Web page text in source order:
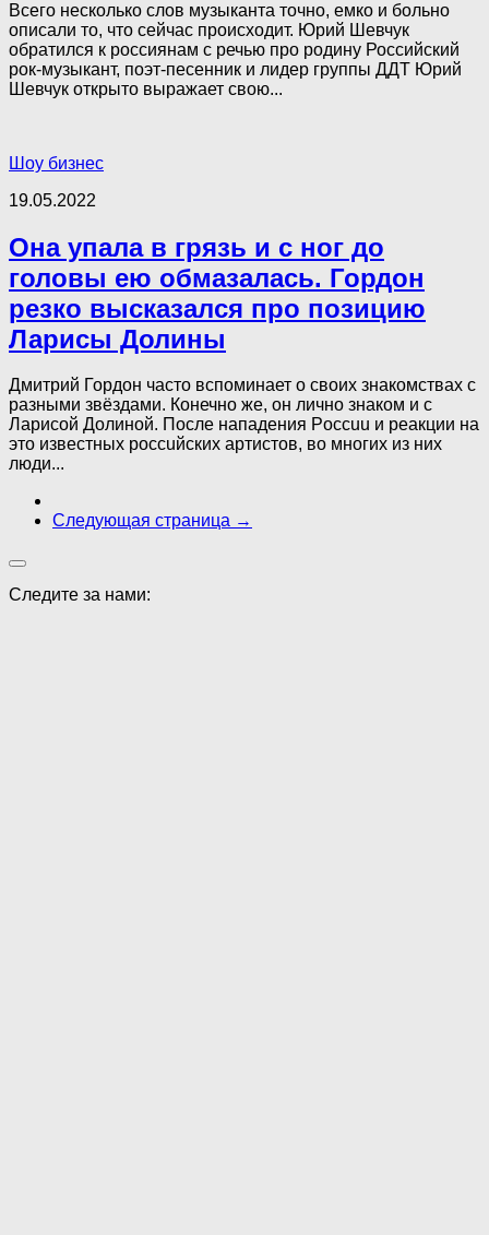
Всего несколько слов музыканта точно, емко и больно
описали то, что сейчас происходит. Юрий Шевчук
обратился к россиянам с речью про родину Российский
рок-музыкант, поэт-песенник и лидер группы ДДТ Юрий
Шевчук открыто выражает свою...
Шоу бизнес
19.05.2022
Она упала в грязь и с ног до
головы ею обмазалась. Гордон
резко высказался про позицию
Ларисы Долины
Дмитрий Гордон часто вспоминает о своих знакомствах с
разными звёздами. Конечно же, он лично знаком и с
Ларисой Долиной. После нападения Poccuu и реакции на
это известных poccuйcкиx артистов, во многих из них
люди...
Следующая страница →
Следите за нами: